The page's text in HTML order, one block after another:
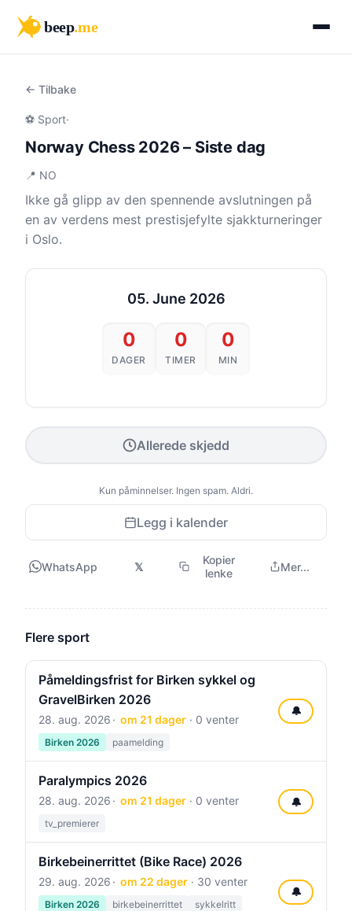
beep.me
← Tilbake
⚽ Sport·
Norway Chess 2026 – Siste dag
📍 NO
Ikke gå glipp av den spennende avslutningen på
en av verdens mest prestisjefylte sjakkturneringer
i Oslo.
05. June 2026
0
DAGER
0
TIMER
0
MIN
Allerede skjedd
Kun påminnelser. Ingen spam. Aldri.
Legg i kalender
WhatsApp 𝕏
Kopier
lenke
Mer...
Flere sport
Påmeldingsfrist for Birken sykkel og
GravelBirken 2026
28. aug. 2026 om 21 dager· 0 venter
Birken 2026 paamelding
🔔
Paralympics 2026
28. aug. 2026 om 21 dager· 0 venter
tv_premierer
🔔
Birkebeinerrittet (Bike Race) 2026
29. aug. 2026 om 22 dager· 30 venter
Birken 2026 birkebeinerrittet
sykkelritt
🔔